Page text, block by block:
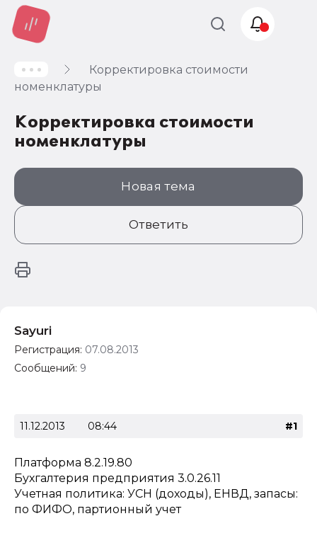
Корректировка стоимости
номенклатуры
Корректировка стоимости
номенклатуры
Новая тема
Ответить
Sayuri
Регистрация: 07.08.2013
Сообщений: 9
11.12.2013 08:44 #1
Платформа 8.2.19.80
Бухгалтерия предприятия 3.0.26.11
Учетная политика: УСН (доходы), ЕНВД, запасы:
по ФИФО, партионный учет
Учет и
налогообложение
Автоматизация